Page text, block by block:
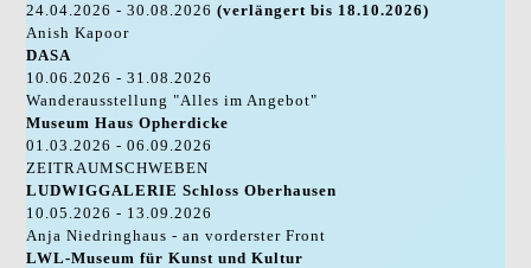
24.04.2026 - 30.08.2026(verlängert bis 18.10.2026)
Anish Kapoor
DASA
10.06.2026 - 31.08.2026
Wanderausstellung "Alles im Angebot"
Museum Haus Opherdicke
01.03.2026 - 06.09.2026
ZEITRAUMSCHWEBEN
LUDWIGGALERIE Schloss Oberhausen
10.05.2026 - 13.09.2026
Anja Niedringhaus - an vorderster Front
LWL-Museum für Kunst und Kultur